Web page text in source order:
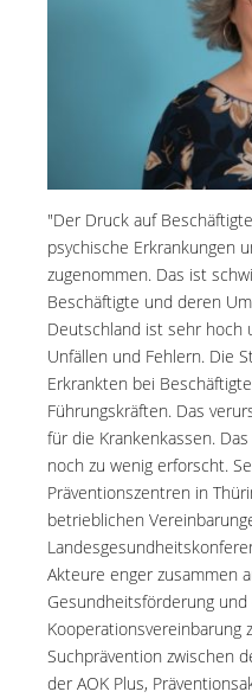
"Der Druck auf
psychische Erkrankungen
zugenommen. Das ist
Beschäftigte und deren
Deutschland ist sehr hoch
Unfällen und Fehlern. Die
Erkrankten bei
Führungskräften. Das
für die Krankenkassen.
noch zu wenig erforscht.
Präventionszentren in
betrieblichen
Akteure enger zusammen
Gesundheitsförderung
Kooperationsvereinbarung
Suchprävention zwischen
der AOK Plus,